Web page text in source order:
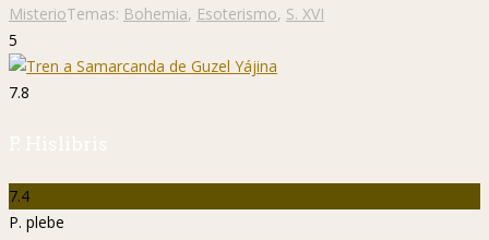
MisterioTemas: Bohemia, Esoterismo, S. XVI
5
7.8
P. Hislibris
7.4
P. plebe